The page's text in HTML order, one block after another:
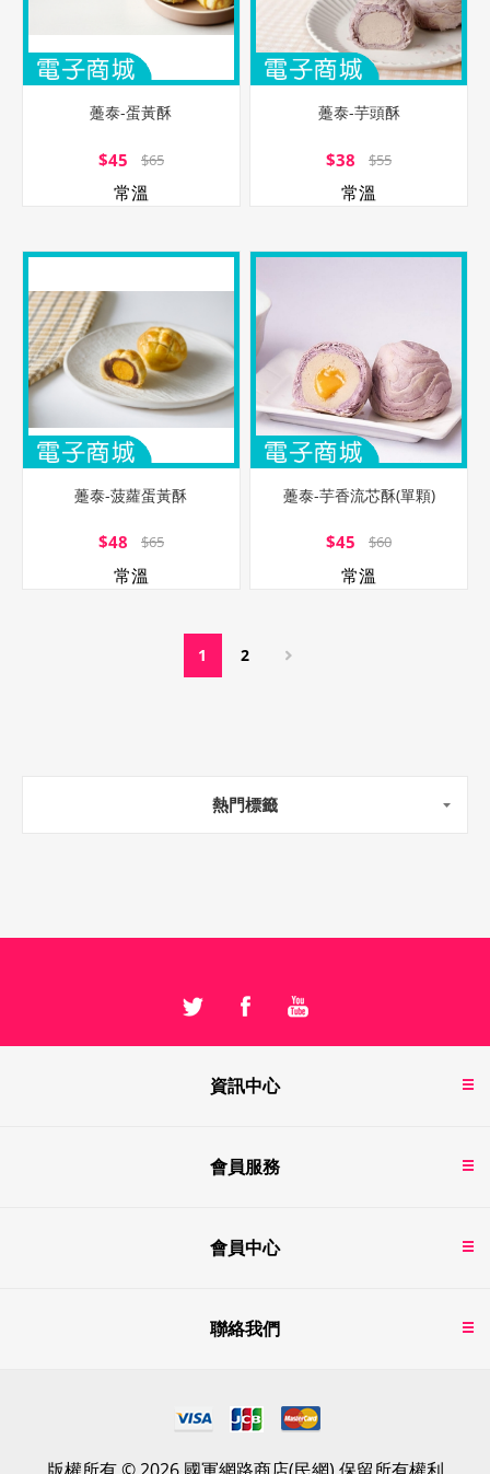
躉泰-蛋黃酥
$45 $65
常溫
躉泰-芋頭酥
$38 $55
常溫
躉泰-菠蘿蛋黃酥
$48 $65
常溫
躉泰-芋香流芯酥(單顆)
$45 $60
常溫
1 2
熱門標籤
資訊中心
會員服務
會員中心
聯絡我們